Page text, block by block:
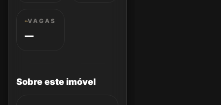
VAGAS
—
Sobre este imóvel